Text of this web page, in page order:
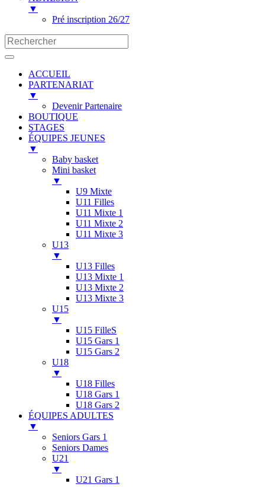
▼
Pré inscription 26/27
ACCUEIL
PARTENARIAT
▼
Devenir Partenaire
BOUTIQUE
STAGES
ÉQUIPES JEUNES
▼
Baby basket
Mini basket
▼
U9 Mixte
U11 Filles
U11 Mixte 1
U11 Mixte 2
U11 Mixte 3
U13
▼
U13 Filles
U13 Mixte 1
U13 Mixte 2
U13 Mixte 3
U15
▼
U15 FilleS
U15 Gars 1
U15 Gars 2
U18
▼
U18 Filles
U18 Gars 1
U18 Gars 2
ÉQUIPES ADULTES
▼
Seniors Gars 1
Seniors Dames
U21
▼
U21 Gars 1